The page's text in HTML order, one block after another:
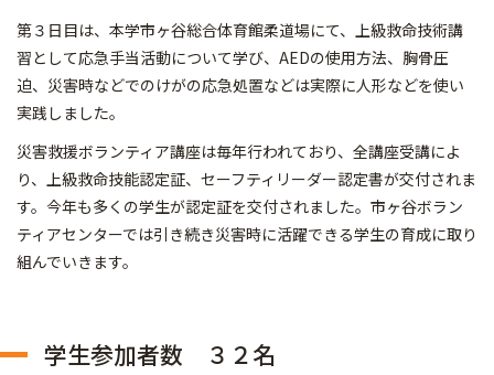
第３日目は、本学市ヶ谷総合体育館柔道場にて、上級救命技術講
習として応急手当活動について学び、AEDの使用方法、胸骨圧
迫、災害時などでのけがの応急処置などは実際に人形などを使い
実践しました。
災害救援ボランティア講座は毎年行われており、全講座受講によ
り、上級救命技能認定証、セーフティリーダー認定書が交付されま
す。今年も多くの学生が認定証を交付されました。市ヶ谷ボラン
ティアセンターでは引き続き災害時に活躍できる学生の育成に取り
組んでいきます。
学生参加者数 ３２名